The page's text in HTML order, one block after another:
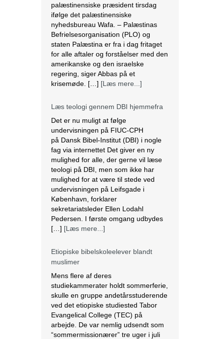
palæstinensiske præsident tirsdag
ifølge det palæstinensiske
nyhedsbureau Wafa. – Palæstinas
Befrielsesorganisation (PLO) og
staten Palæstina er fra i dag fritaget
for alle aftaler og forståelser med den
amerikanske og den israelske
regering, siger Abbas på et
krisemøde. […] [Læs mere...]
Læs teologi gennem DBI hjemmefra
Det er nu muligt at følge
undervisningen på FIUC-CPH
på Dansk Bibel-Institut (DBI) i nogle
fag via internettet Det giver en ny
mulighed for alle, der gerne vil læse
teologi på DBI, men som ikke har
mulighed for at være til stede ved
undervisningen på Leifsgade i
København, forklarer
sekretariatsleder Ellen Lodahl
Pedersen. I første omgang udbydes
[…] [Læs mere...]
Etiopiske bibelskoleelever blandt
muslimer
Mens flere af deres
studiekammerater holdt sommerferie,
skulle en gruppe andetårsstuderende
ved det etiopiske studiested Tabor
Evangelical College (TEC) på
arbejde. De var nemlig udsendt som
“sommermissionærer” tre uger i juli